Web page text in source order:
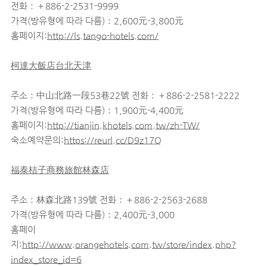
전화：＋886-2-2531-9999
가격(방유형에 따라 다름)：2,600元-3,800元
홈페이지:http://ls.tango-hotels.com/
柯達大飯店台北天津
주소：中山北路一段53巷22號 전화：＋886-2-2581-2222
가격(방유형에 따라 다름)：1,900元-4,400元
홈페이지:http://tianjin.khotels.com.tw/zh-TW/
숙소예약문의:https://reurl.cc/D9z17Q
福泰桔子商務旅館林森店
주소：林森北路139號 전화：＋886-2-2563-2688
가격(방유형에 따라 다름)：2,400元-3,000
홈페이
지:http://www.orangehotels.com.tw/store/index.php?
index_store_id=6